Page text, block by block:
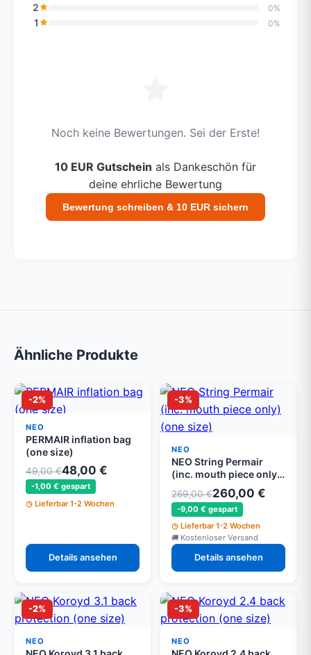
2 0%
1 0%
Noch keine Bewertungen. Sei der Erste!
10 EUR Gutschein als Dankeschön für
deine ehrliche Bewertung
Bewertung schreiben & 10 EUR sichern
Ähnliche Produkte
-2%
NEO
PERMAIR inflation bag
(one size)
49,00 €48,00 €
-1,00 € gespart
Lieferbar 1-2 Wochen
Details ansehen
-3%
NEO
NEO String Permair
(inc. mouth piece only)
(one size)
269,00 €260,00 €
-9,00 € gespart
Lieferbar 1-2 Wochen
Kostenloser Versand
Details ansehen
-2%
NEO
-3%
NEO